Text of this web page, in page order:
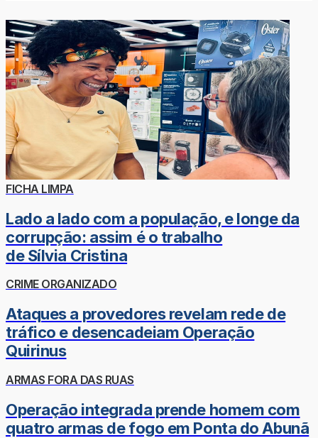
FICHA LIMPA
Lado a lado com a população, e longe da
corrupção: assim é o trabalho
de Sílvia Cristina
CRIME ORGANIZADO
Ataques a provedores revelam rede de
tráfico e desencadeiam Operação
Quirinus
ARMAS FORA DAS RUAS
Operação integrada prende homem com
quatro armas de fogo em Ponta do Abunã